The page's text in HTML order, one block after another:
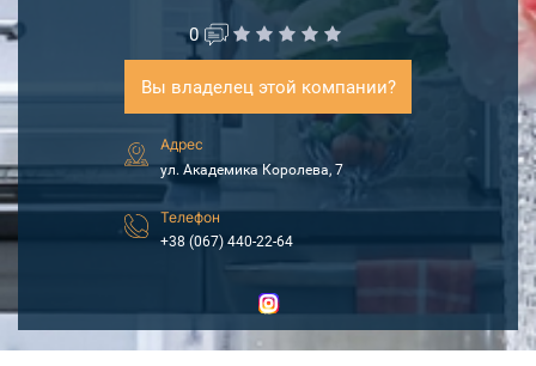
0
Вы владелец этой компании?
Адрес
ул. Академика Королева, 7
Телефон
+38 (067) 440-22-64